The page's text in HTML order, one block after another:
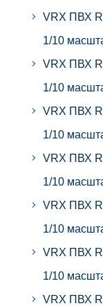
VRX ПВХ
1/10
VRX ПВХ
1/10
VRX ПВХ
1/10
VRX ПВХ
1/10
VRX ПВХ
1/10
VRX ПВХ
1/10
VRX ПВХ